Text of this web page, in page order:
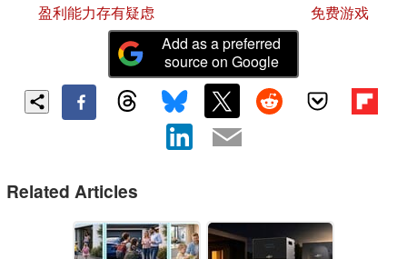
盈利能力存有疑虑
免费游戏
Add as a preferred
source on Google
Related Articles